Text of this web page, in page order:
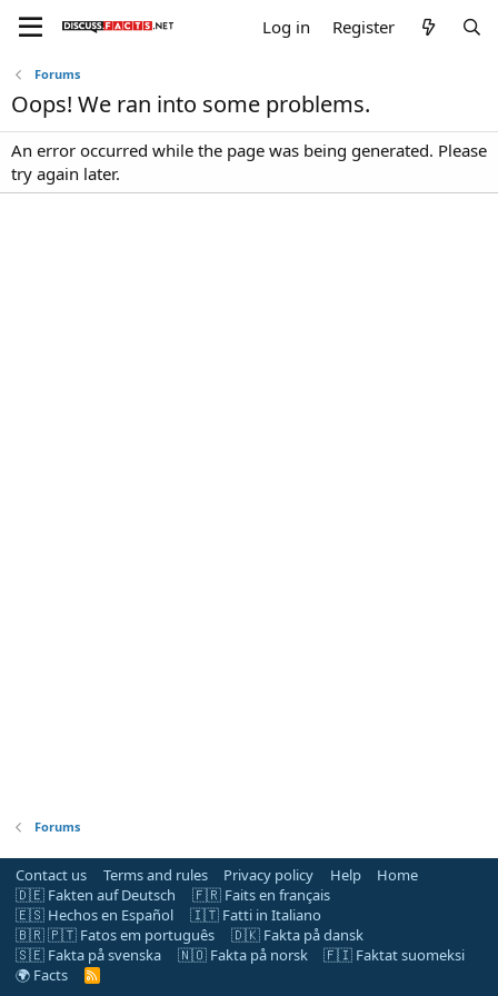
Log in Register
Forums
Oops! We ran into some problems.
An error occurred while the page was being generated. Please
try again later.
Forums
Contact us Terms and rules Privacy policy Help
Home
🇩🇪 Fakten auf Deutsch
🇫🇷 Faits en français
🇪🇸 Hechos en Español
🇮🇹 Fatti in Italiano
🇧🇷 🇵🇹 Fatos em português
🇩🇰 Fakta på dansk
🇸🇪 Fakta på svenska
🇳🇴 Fakta på norsk
🇫🇮 Faktat suomeksi
🌍 Facts
R